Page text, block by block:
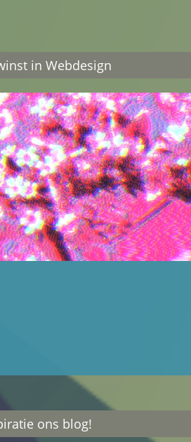
in Webdesign
ons blog!